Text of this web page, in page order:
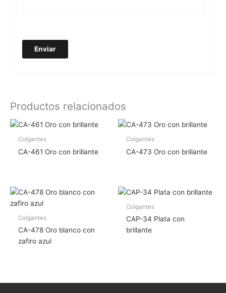
Productos relacionados
Colgantes
CA-461 Oro con brillante
Colgantes
CA-473 Oro con brillante
Colgantes
CA-478 Oro blanco con
zafiro azul
Colgantes
CAP-34 Plata con
brillante